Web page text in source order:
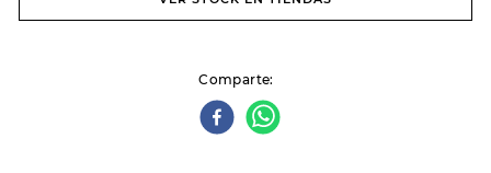
Comparte